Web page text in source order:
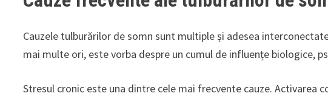
Cauzele tulburărilor de somn sunt multiple și adesea
mai multe ori, este vorba despre un cumul de influențe biologice,
Stresul cronic este una dintre cele mai frecvente cauze. Activarea